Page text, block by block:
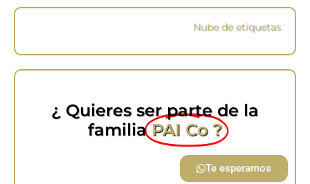
Nube de etiquetas
¿ Quieres ser parte de la
familia PAI Co ?
Te esperamos